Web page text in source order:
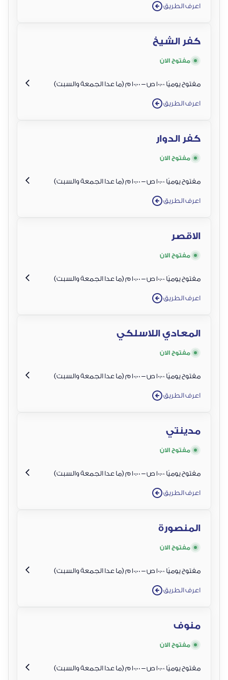
اعرف الطريق
كفر الشيخ
مفتوح الان
مفتوح يوميًا 10:00 ص – 10:00 م (ما عدا الجمعة والسبت)
اعرف الطريق
كفر الدوار
مفتوح الان
مفتوح يوميًا 10:00 ص – 10:00 م (ما عدا الجمعة والسبت)
اعرف الطريق
الاقصر
مفتوح الان
مفتوح يوميًا 10:00 ص – 10:00 م (ما عدا الجمعة والسبت)
اعرف الطريق
المعادي اللاسلكي
مفتوح الان
مفتوح يوميًا 10:00 ص – 10:00 م (ما عدا الجمعة والسبت)
اعرف الطريق
مدينتي
مفتوح الان
مفتوح يوميًا 10:00 ص – 10:00 م (ما عدا الجمعة والسبت)
اعرف الطريق
المنصورة
مفتوح الان
مفتوح يوميًا 10:00 ص – 10:00 م (ما عدا الجمعة والسبت)
اعرف الطريق
منوف
مفتوح الان
مفتوح يوميًا 10:00 ص – 10:00 م (ما عدا الجمعة والسبت)